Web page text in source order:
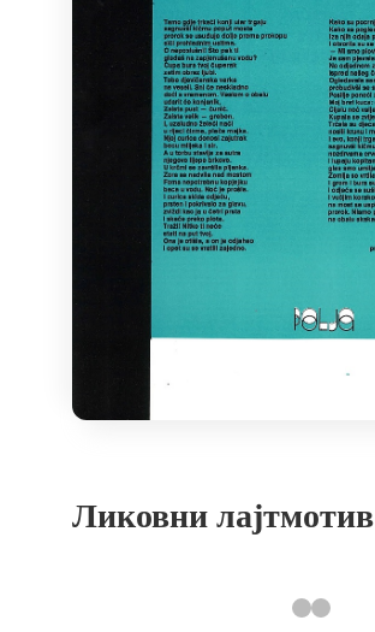
Ликовни лајтмотив